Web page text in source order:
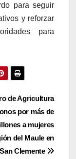
para seguir
y reforzar
para
de Agricultura
por más de
a mujeres
del Maule en
San Clemente